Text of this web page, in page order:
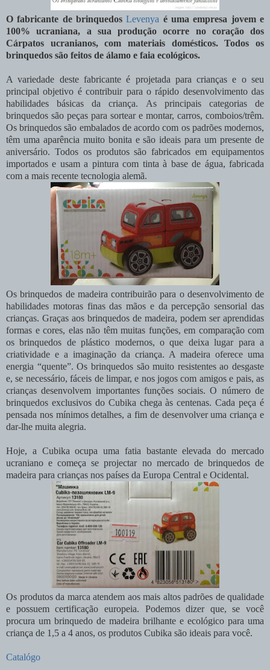
O fabricante de brinquedos Levenya é uma empresa jovem e
100% ucraniana, a sua produção ocorre no coração dos
Cárpatos ucranianos, com materiais domésticos. Todos os
brinquedos são feitos de álamo e faia ecológicos.
A variedade deste fabricante é projetada para crianças e o seu
principal objetivo é contribuir para o rápido desenvolvimento das
habilidades básicas da criança. As principais categorias de
brinquedos são peças para sortear e montar, carros, comboios/trêm.
Os brinquedos são embalados de acordo com os padrões modernos,
têm uma aparência muito bonita e são ideais para um presente de
aniversário. Todos os produtos são fabricados em equipamentos
importados e usam a pintura com tinta à base de água, fabricada
com a mais recente tecnologia alemã.
Os brinquedos de madeira contribuirão para o desenvolvimento de
habilidades motoras finas das mãos e da percepção sensorial das
crianças. Graças aos brinquedos de madeira, podem ser aprendidas
formas e cores, elas não têm muitas funções, em comparação com
os brinquedos de plástico modernos, o que deixa lugar para a
criatividade e a imaginação da criança. A madeira oferece uma
energia “quente”. Os brinquedos são muito resistentes ao desgaste
e, se necessário, fáceis de limpar, e nos jogos com amigos e pais, as
crianças desenvolvem importantes funções sociais. O número de
brinquedos exclusivos do Cubika chega às centenas. Cada peça é
pensada nos mínimos detalhes, a fim de desenvolver uma criança e
dar-lhe muita alegria.
Hoje, a Cubika ocupa uma fatia bastante elevada do mercado
ucraniano e começa se projectar no mercado de brinquedos de
madeira para crianças nos países da Europa Central e Ocidental.
Os produtos da marca atendem aos mais altos padrões de qualidade
e possuem certificação europeia. Podemos dizer que, se você
procura um brinquedo de madeira brilhante e ecológico para uma
criança de 1,5 a 4 anos, os produtos Cubika são ideais para você.
Catalógo